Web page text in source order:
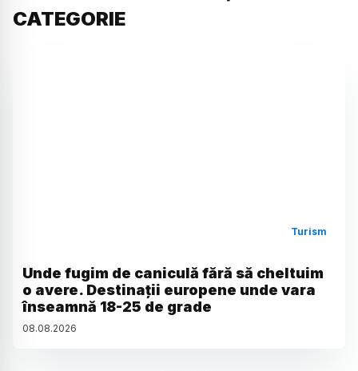
CATEGORIE
Turism
Unde fugim de caniculă fără să cheltuim
o avere. Destinații europene unde vara
înseamnă 18-25 de grade
08.08.2026